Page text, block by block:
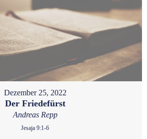
Dezember 25, 2022
Der Friedefürst
Andreas Repp
Jesaja 9:1-6